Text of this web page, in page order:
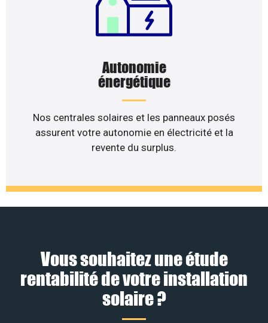
Autonomie
énergétique
Nos centrales solaires et les panneaux posés
assurent votre autonomie en électricité et la
revente du surplus.
Vous souhaitez une étude
rentabilité de votre installation
solaire ?